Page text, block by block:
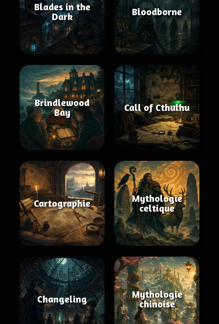
Blades in the
Dark
Bloodborne
Brindlewood
Bay
Call of Cthulhu
Cartographie
Mythologie
celtique
Changeling
Mythologie
chinoise